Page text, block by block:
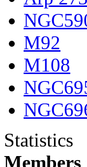
M92
M108
Statistics
Members